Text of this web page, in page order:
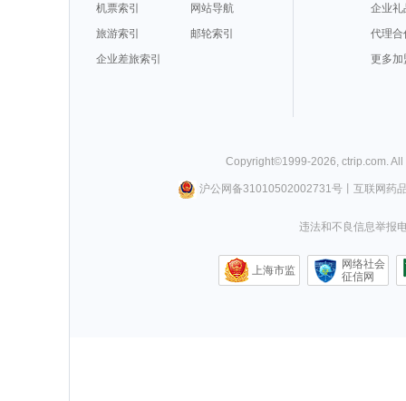
机票索引
网站导航
旅游索引
邮轮索引
企业差旅索引
企业礼
代理合
更多加
Copyright©1999-2026 ctrip.com .
沪公网备31010502002731号丨 互联网药
违法和不良信息举报
上海市监
网络社会
征信网